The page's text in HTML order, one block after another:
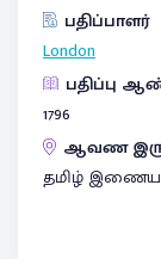
பதிப்பாளர்
London
பதிப்பு
1796
ஆவண
தமிழ்